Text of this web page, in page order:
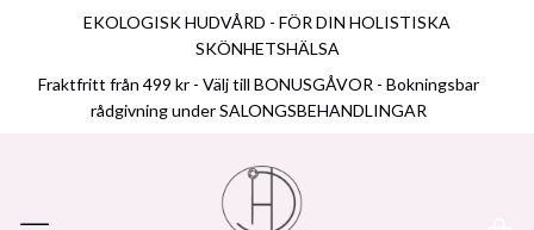
EKOLOGISK HUDVÅRD - FÖR DIN HOLISTISKA
SKÖNHETSHÄLSA
Fraktfritt från 499 kr - Välj till BONUSGÅVOR - Bokningsbar
rådgivning under SALONGSBEHANDLINGAR